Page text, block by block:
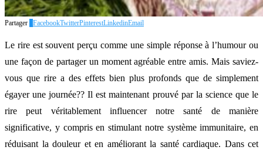
Partager FacebookTwitterPinterestLinkedinEmail
Le rire est souvent perçu comme une simple réponse à l’humour ou
une façon de partager un moment agréable entre amis. Mais saviez-
vous que rire a des effets bien plus profonds que de simplement
égayer une journée?? Il est maintenant prouvé par la science que le
rire peut véritablement influencer notre santé de manière
significative, y compris en stimulant notre système immunitaire, en
réduisant la douleur et en améliorant la santé cardiaque. Dans cet